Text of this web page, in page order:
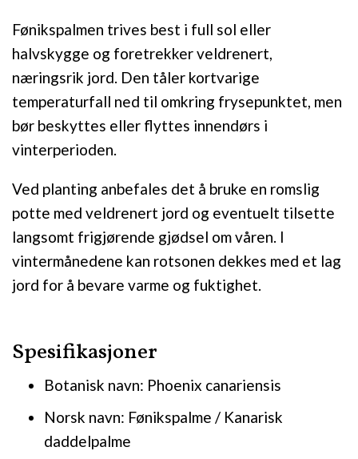
Fønikspalmen trives best i full sol eller
halvskygge og foretrekker veldrenert,
næringsrik jord. Den tåler kortvarige
temperaturfall ned til omkring frysepunktet, men
bør beskyttes eller flyttes innendørs i
vinterperioden.
Ved planting anbefales det å bruke en romslig
potte med veldrenert jord og eventuelt tilsette
langsomt frigjørende gjødsel om våren. I
vintermånedene kan rotsonen dekkes med et lag
jord for å bevare varme og fuktighet.
Spesifikasjoner
Botanisk navn: Phoenix canariensis
Norsk navn: Fønikspalme / Kanarisk
daddelpalme